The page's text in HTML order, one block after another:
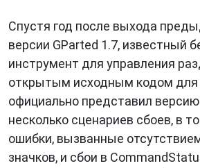
Спустя год после выхода
версии GParted 1.7, известный
инструмент для управления
открытым исходным кодом для
официально представил
несколько сценариев сбоев, в
ошибки, вызванные
значков, и сбои в